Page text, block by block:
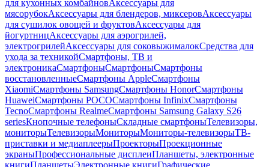
для кухонных комбайновАксессуары для
мясорубокАксессуары для блендеров, миксеровАксессуары
для сушилок овощей и фруктовАксессуары для
йогуртницАксессуары для аэрогрилей,
электрогрилейАксессуары для соковыжималокСредства для
ухода за техникойСмартфоны, ТВ и
электроникаСмартфоныСмартфоныСмартфоны
восстановленныеСмартфоны AppleСмартфоны
XiaomiСмартфоны SamsungСмартфоны HonorСмартфоны
HuaweiСмартфоны POCOСмартфоны InfinixСмартфоны
TecnoСмартфоны RealmeСмартфоны Samsung Galaxy S26
seriesКнопочные телефоныСкладные смартфоныТелевизоры,
мониторыТелевизорыМониторыМониторы-телевизорыТВ-
приставки и медиаплеерыПроекторыПроекционные
экраныПрофессиональные дисплеиПланшеты, электронные
книгиПланшетыЭлектронные книгиГрафические